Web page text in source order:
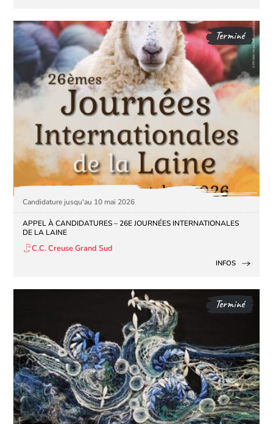
Terminé
Candidature jusqu'au 10 mai 2026
APPEL À CANDIDATURES – 26E JOURNÉES INTERNATIONALES
DE LA LAINE
C.C. Creuse Grand Sud
INFOS
Terminé